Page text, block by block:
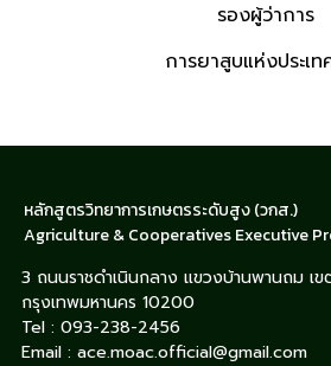
รองผู้ว่าการ
การยาสูบแห่งประเท
หลักสูตรวิทยาการเกษตรระดับสูง (วกส.)
Agriculture & Cooperatives Executive
3 ถนนราชดำเนินกลาง แขวงบ้านพานถม เข
กรุงเทพมหานคร 10200
Tel : 093-238-2456
Email : ace.moac.official@gmail.com